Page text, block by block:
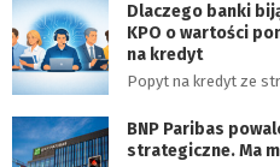
Dlaczego banki
KPO o wartości
na kredyt
Popyt na kredyt ze
BNP Paribas
strategiczne. Ma